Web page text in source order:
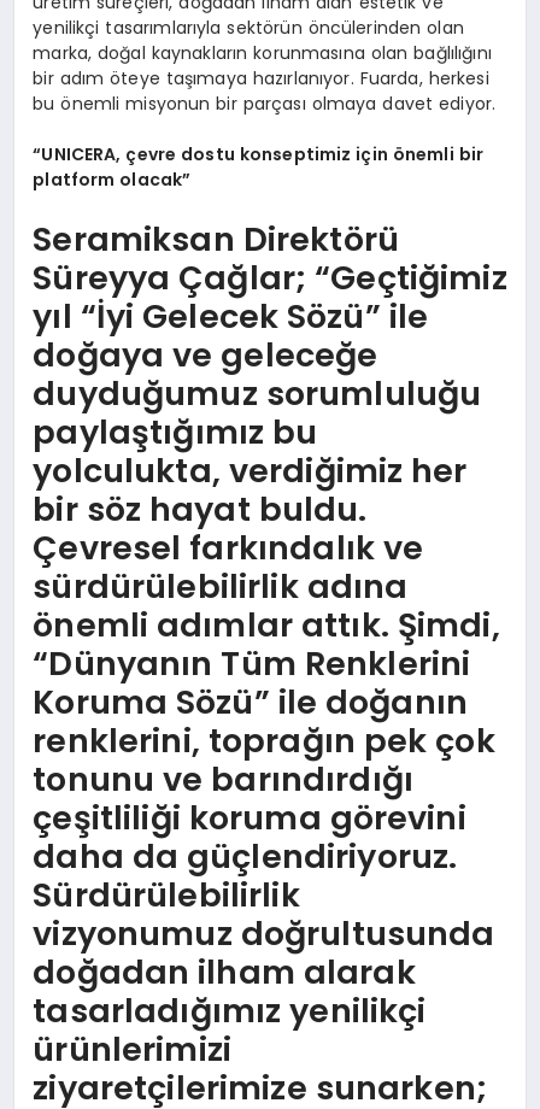
yenilikçi tasarımlarıyla sektörün öncülerinden olan
marka, doğal kaynakların korunmasına olan bağlılığını
bir adım öteye taşımaya hazırlanıyor. Fuarda, herkesi
bu önemli misyonun bir parçası olmaya davet ediyor.
“UNICERA, çevre dostu konseptimiz için önemli bir
platform olacak”
Seramiksan Direktörü
Süreyya Çağlar; “Geçtiğimiz
yıl “İyi Gelecek Sözü” ile
doğaya ve geleceğe
duyduğumuz sorumluluğu
paylaştığımız bu
yolculukta, verdiğimiz her
bir söz hayat buldu.
Çevresel farkındalık ve
sürdürülebilirlik adına
önemli adımlar attık. Şimdi,
“Dünyanın Tüm Renklerini
Koruma Sözü” ile doğanın
renklerini, toprağın pek çok
tonunu ve barındırdığı
çeşitliliği koruma görevini
daha da güçlendiriyoruz.
Sürdürülebilirlik
vizyonumuz doğrultusunda
doğadan ilham alarak
tasarladığımız yenilikçi
ürünlerimizi
ziyaretçilerimize sunarken;